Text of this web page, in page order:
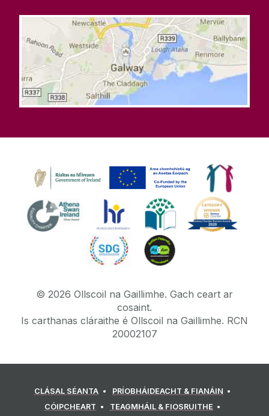
© 2026 Ollscoil na Gaillimhe. Gach ceart ar
cosaint.
Is carthanas cláraithe é Ollscoil na Gaillimhe. RCN
20002107
CLÁSAL SÉANTA
PRÍOBHÁIDEACHT & FIANÁIN
CÓIPCHEART
TEAGMHÁIL & FIOSRUITHE